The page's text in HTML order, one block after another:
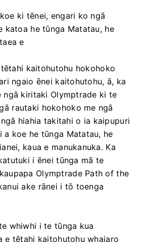
ki tēnei, engari ko ngā
katoa he tūnga Matatau, he
e
kaitohutohu hokohoko
ngaio ēnei kaitohutohu, ā, ka
ngā kiritaki Olymptrade ki te
rautaki hokohoko me ngā
hiahia takitahi o ia kaipupuri
a koe he tūnga Matatau, he
kaua e manukanuka. Ka
i ēnei tūnga mā te
Olymptrade Path of the
ake rānei i tō toenga
whiwhi i te tūnga kua
e tētahi kaitohutohu whaiaro